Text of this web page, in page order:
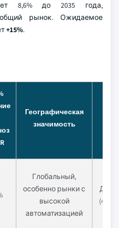
8,6% до 2035 года,
рынок. Ожидаемое
+15%.
Географическая
значимость
Глобальный,
особенно рынки с
высокой
автоматизацией
(4